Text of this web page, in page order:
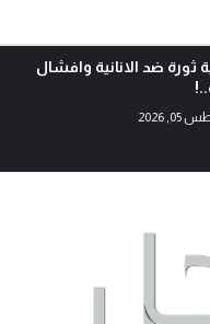
ثورة ضد الانانية وافشال
2026